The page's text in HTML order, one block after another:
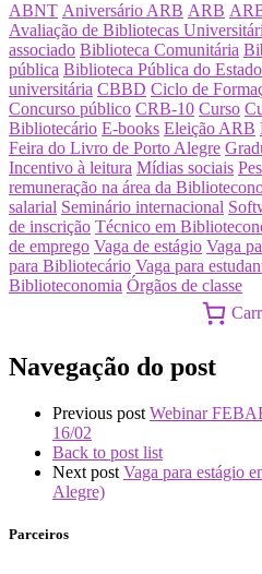
ABNT Aniversário ARB ARB
Avaliação de Bibliotecas
associado Biblioteca Comunitária
pública Biblioteca Pública do
universitária CBBD Ciclo de
Concurso público CRB-10 Curso
Bibliotecário E-books Eleição ARB
Feira do Livro de Porto Alegre
Incentivo à leitura Mídias sociais
remuneração na área da
salarial Seminário internacional
de inscrição Técnico em
de emprego Vaga de estágio Vaga
para Bibliotecário Vaga para
Biblioteconomia Órgãos de classe
Navegação do post
Previous post Webinar
16/02
Back to post list
Next post Vaga para estágio
Alegre)
Parceiros